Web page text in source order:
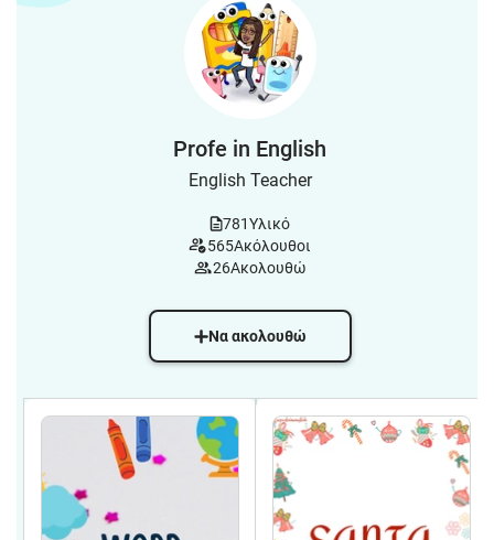
Profe in English
English Teacher
781Υλικό
565Ακόλουθοι
26Ακολουθώ
Να ακολουθώ